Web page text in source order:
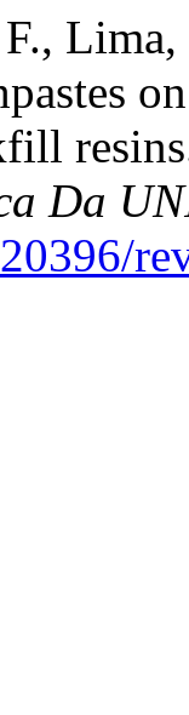
Da